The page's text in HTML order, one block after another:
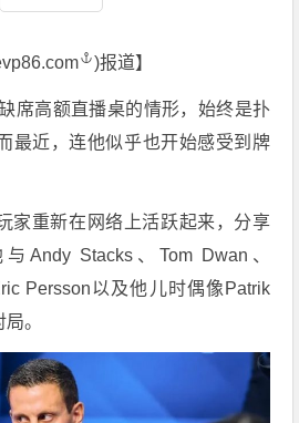
)报道】
席高额直播桌的情形，始终是扑
近，连他似乎也开始感受到牌
家重新在网络上活跃起来，分享
Andy Stacks、Tom Dwan、
Persson以及他儿时偶像Patrik
。